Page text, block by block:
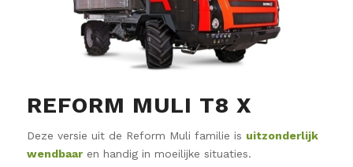
REFORM MULI T8 X
Deze versie uit de Reform Muli familie is uitzonderlijk
wendbaaren handig in moeilijke situaties.